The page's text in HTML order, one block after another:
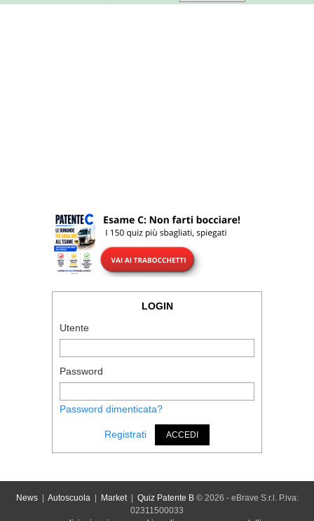
LOGIN
Utente
Password
Password dimenticata?
Registrati ACCEDI
News| Autoscuola| Market| Quiz Patente B© 2026 - eBrave S.r.l. P.iva:
02311500033